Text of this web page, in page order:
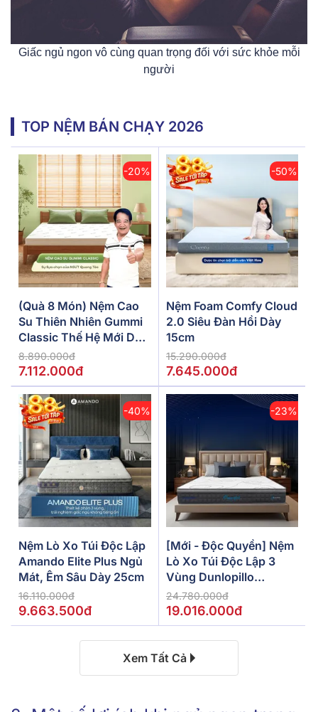
Giấc ngủ ngon vô cùng quan trọng đối với sức khỏe mỗi
người
TOP NỆM BÁN CHẠY 2026
-20%
(Quà 8 Món) Nệm Cao
Su Thiên Nhiên Gummi
Classic Thế Hệ Mới Dày
5/10/15cm
8.890.000đ
7.112.000đ
-50%
Nệm Foam Comfy Cloud
2.0 Siêu Đàn Hồi Dày
15cm
15.290.000đ
7.645.000đ
-40%
Nệm Lò Xo Túi Độc Lập
Amando Elite Plus Ngủ
Mát, Êm Sâu Dày 25cm
16.110.000đ
9.663.500đ
-23%
[Mới - Độc Quyền] Nệm
Lò Xo Túi Độc Lập 3
Vùng Dunlopillo
De.Stress Powerful
24.780.000đ
19.016.000đ
Xem Tất Cả